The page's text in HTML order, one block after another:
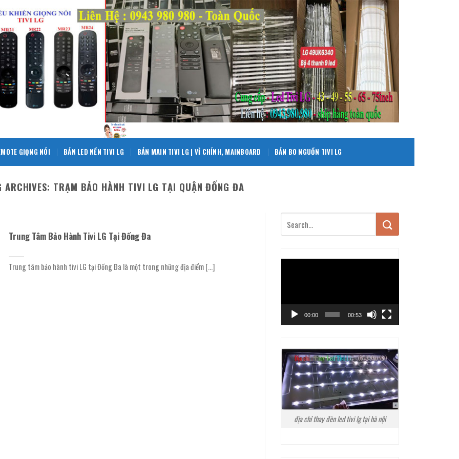
GIỌNG NÓI BÁN LED NỀN TIVI LG BÁN MAIN TIVI LG | VỈ CHÍNH, MAINBOARD BÁN BO NGUỒN TIVI LG
ARCHIVES: TRẠM BẢO HÀNH TIVI LG TẠI QUẬN ĐỐNG ĐA
Trung Tâm Bảo Hành Tivi LG Tại Đống Đa
Trung tâm bảo hành tivi LG tại Đống Đa là một trong những địa điểm [...]
00:00 00:53
địa chỉ thay đèn led tivi lg tại hà nội